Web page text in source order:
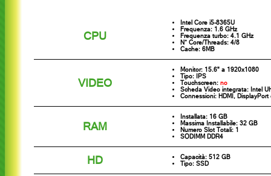
CPU
Intel Core i5-8365U
Frequenza: 1.6 GHz
Frequenza turbo: 4.1 GHz
N° Core/Threads: 4/8
Cache: 6MB
VIDEO
Monitor: 15.6" a 1920x1080
Tipo: IPS
Touchscreen:no
Scheda Video integrata: Intel
Connessioni: HDMI, DisplayPort
RAM
Installata: 16 GB
Massima Installabile: 32 GB
Numero Slot Totali: 1
SODIMM DDR4
HD
Capacità: 512 GB
Tipo: SSD